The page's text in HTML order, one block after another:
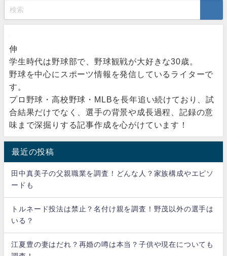
伸
学生時代は野球部で、野球観戦が大好きな30歳。
野球を中心にスポーツ情報を発信しているライターで
す。
プロ野球・高校野球・MLBを長年追い続けており、試
合結果だけでなく、選手の背景や成長過程、記録の意
味まで深掘りする記事作成を心がけています！
最近の投稿
田中真美子の父親職業を調査！どんな人？家族構成やエピソ
ードも
トルネード投法は禁止？名付け親を調査！野茂以外の選手は
いる？
江夏豊の妻はだれ？再婚の噂は本当？子供や現在についても